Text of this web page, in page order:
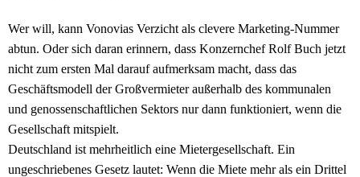
Wer will, kann Vonovias Verzicht als clevere Marketing-Nummer
abtun. Oder sich daran erinnern, dass Konzernchef Rolf Buch jetzt
nicht zum ersten Mal darauf aufmerksam macht, dass das
Geschäftsmodell der Großvermieter außerhalb des kommunalen
und genossenschaftlichen Sektors nur dann funktioniert, wenn die
Gesellschaft mitspielt.
Deutschland ist mehrheitlich eine Mietergesellschaft. Ein
ungeschriebenes Gesetz lautet: Wenn die Miete mehr als ein Drittel